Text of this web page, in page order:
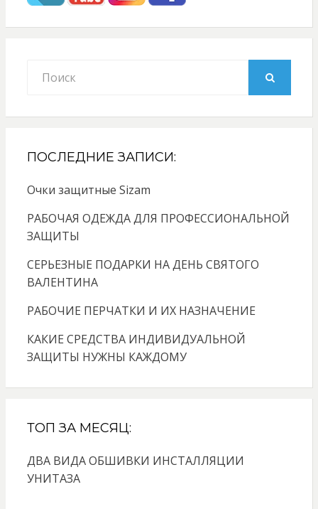
for:
ПОСЛЕДНИЕ ЗАПИСИ:
Очки защитные Sizam
РАБОЧАЯ ОДЕЖДА ДЛЯ ПРОФЕССИОНАЛЬНОЙ
ЗАЩИТЫ
СЕРЬЕЗНЫЕ ПОДАРКИ НА ДЕНЬ СВЯТОГО
ВАЛЕНТИНА
РАБОЧИЕ ПЕРЧАТКИ И ИХ НАЗНАЧЕНИЕ
КАКИЕ СРЕДСТВА ИНДИВИДУАЛЬНОЙ
ЗАЩИТЫ НУЖНЫ КАЖДОМУ
ТОП ЗА МЕСЯЦ:
ДВА ВИДА ОБШИВКИ ИНСТАЛЛЯЦИИ
УНИТАЗА